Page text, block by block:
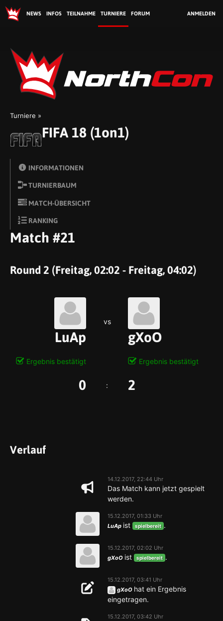
NEWS INFOS TEILNAHME TURNIERE FORUM ANMELDEN
Turniere
FIFA 18 (1on1)
INFORMATIONEN
TURNIERBAUM
MATCH-ÜBERSICHT
RANKING
Match #21
Round 2 (Freitag, 02:02 - Freitag, 04:02)
LuAp
vs
gXoO
Ergebnis bestätigt Ergebnis bestätigt
0 : 2
Verlauf
14.12.2017, 22:44 Uhr
Das Match kann jetzt gespielt
werden.
15.12.2017, 01:33 Uhr
LuAp ist spielbereit .
15.12.2017, 02:02 Uhr
gXoO ist spielbereit .
15.12.2017, 03:41 Uhr
gXoO hat ein Ergebnis
eingetragen.
15.12.2017, 03:42 Uhr